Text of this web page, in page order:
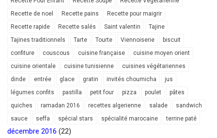
Recette de noel
Recette pains
Recette pour maigrir
Recette rapide
Recette salés Saint valentin
Tajine
Tajines traditionnels
Tarte Tourte Viennoiserie
biscuit
confiture
couscous cuisine française
cuisine moyen orient
cuisine orientale
cuisine tunisienne
cuisines végétariennes
dinde
entrée glace gratin invités choumicha
jus
légumes confits
pastilla petit four pizza poulet
pâtes
quiches
ramadan 2016 recettes algerienne salade
sandwich
sauce
seffa spécial stars spécialité marocaine terrine paté
décembre 2016 (22)